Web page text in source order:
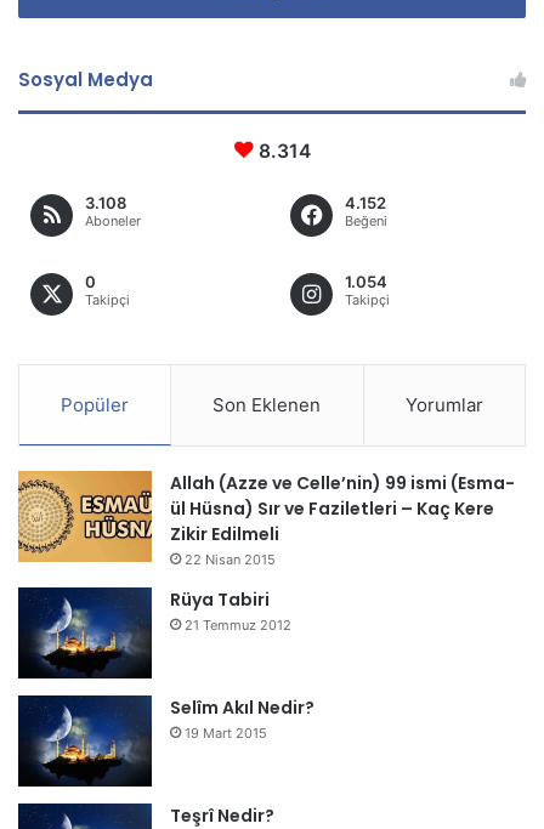
Sosyal Medya
8.314
3.108
Aboneler
4.152
Beğeni
0
Takipçi
1.054
Takipçi
Popüler Son Eklenen Yorumlar
Allah (Azze ve Celle’nin) 99 ismi (Esma-
ül Hüsna) Sır ve Faziletleri – Kaç Kere
Zikir Edilmeli
22 Nisan 2015
Rüya Tabiri
21 Temmuz 2012
Selîm Akıl Nedir?
19 Mart 2015
Teşrî Nedir?